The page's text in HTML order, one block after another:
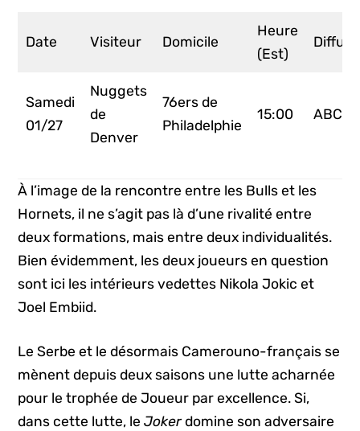
Date Visiteur Domicile
Heure
(Est)
Samedi
01/27
Nuggets
de
Denver
76ers de
Philadelphie
15:00 ABC
À l’image de la rencontre entre les Bulls et les
Hornets, il ne s’agit pas là d’une rivalité entre
deux formations, mais entre deux individualités.
Bien évidemment, les deux joueurs en question
sont ici les intérieurs vedettes Nikola Jokic et
Joel Embiid.
Le Serbe et le désormais Camerouno-français se
mènent depuis deux saisons une lutte acharnée
pour le trophée de Joueur par excellence. Si,
dans cette lutte, leJokerdomine son adversaire